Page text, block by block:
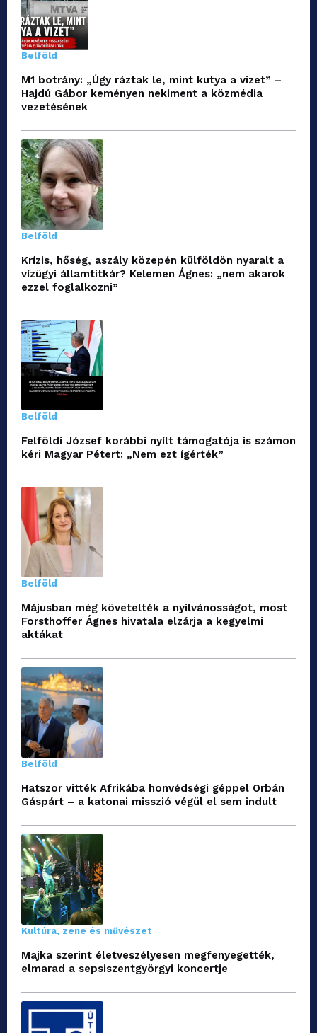
Belföld
M1 botrány: „Úgy ráztak le, mint kutya a vizet” –
Hajdú Gábor keményen nekiment a közmédia
vezetésének
Belföld
Krízis, hőség, aszály közepén külföldön nyaralt a
vízügyi államtitkár? Kelemen Ágnes: „nem akarok
ezzel foglalkozni”
Belföld
Felföldi József korábbi nyílt támogatója is számon
kéri Magyar Pétert: „Nem ezt ígérték”
Belföld
Májusban még követelték a nyilvánosságot, most
Forsthoffer Ágnes hivatala elzárja a kegyelmi
aktákat
Belföld
Hatszor vitték Afrikába honvédségi géppel Orbán
Gáspárt – a katonai misszió végül el sem indult
Kultúra, zene és művészet
Majka szerint életveszélyesen megfenyegették,
elmarad a sepsiszentgyörgyi koncertje